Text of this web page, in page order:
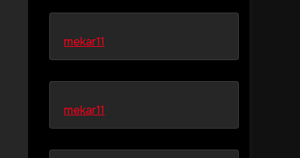
mekar11
mekar11